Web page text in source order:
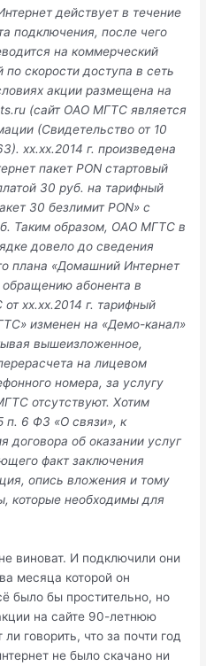
действует в течение
подключения, после чего
на коммерческий
скорости доступа в сеть
акции размещена на
(сайт ОАО МГТС является
(Свидетельство от 10
xx.xx.2014 г. произведена
пакет PON стартовый
30 руб. на тарифный
30 безлимит PON» с
Таким образом, ОАО МГТС в
довело до сведения
плана «Домашний Интернет
обращению абонента в
xx.xx.2014 г. тарифный
изменен на «Демо-канал»
вышеизложенное,
на лицевом
номера, за услугу
отсутствуют. Хотим
п. 6 ФЗ «О связи», к
договора об оказании услуг
факт заключения
опись вложения и тому
которые необходимы для
виноват. И подключили они
месяца которой он
было бы простительно, но
на сайте 90-летнюю
говорить, что за почти год
не было скачано ни